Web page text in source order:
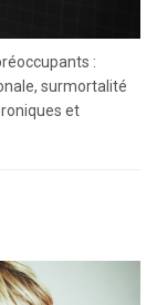
:
surmortalité
et